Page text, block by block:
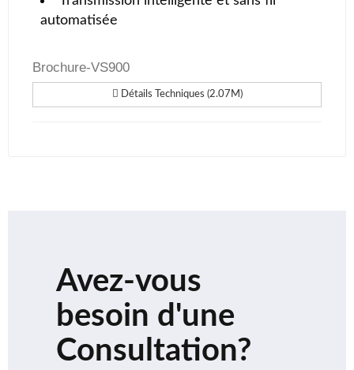
automatisée
Brochure-VS900
Détails Techniques (2.07M)
Avez-vous
besoin d'une
Consultation?